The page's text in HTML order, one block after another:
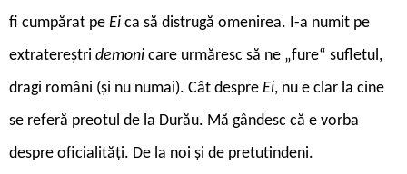
fi cumpărat pe Ei ca să distrugă omenirea. I-a numit pe
extratereștri demoni care urmăresc să ne „fure“ sufletul,
dragi români (și nu numai). Cât despre Ei, nu e clar la cine
se referă preotul de la Durău. Mă gândesc că e vorba
despre oficialități. De la noi și de pretutindeni.